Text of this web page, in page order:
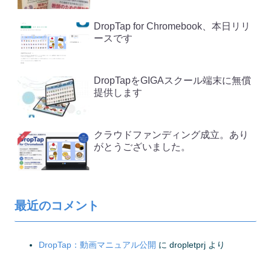
DropTap for Chromebook、本日リリ
ースです
DropTapをGIGAスクール端末に無償
提供します
クラウドファンディング成立。あり
がとうございました。
最近のコメント
DropTap：動画マニュアル公開 に dropletprj より